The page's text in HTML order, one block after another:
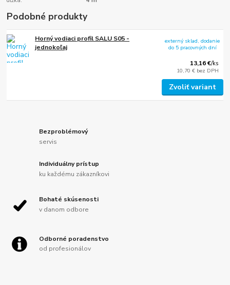
Podobné produkty
Horný vodiaci profil SALU S05 -
jednokoľaj
13,16 €/ks
10,70 € bez DPH
externý sklad, dodanie
do 5 pracovných dní
Zvoliť variant
Bezproblémový
servis
Individuálny prístup
ku každému zákazníkovi
Bohaté skúsenosti
v danom odbore
Odborné poradenstvo
od profesionálov